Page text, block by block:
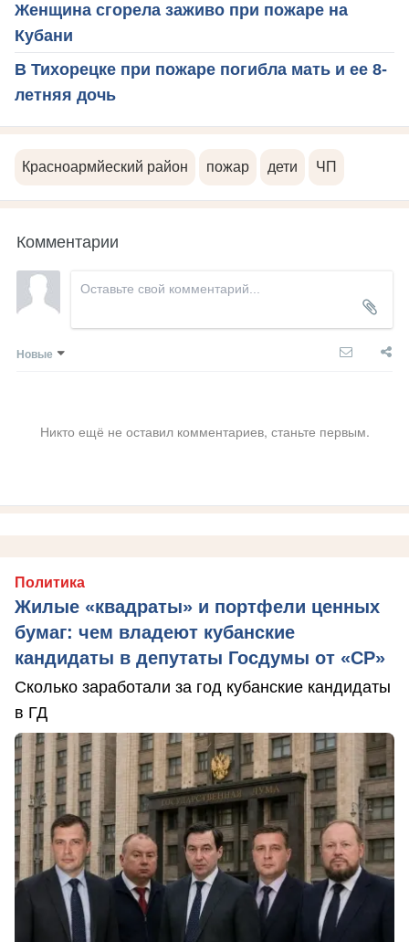
Женщина сгорела заживо при пожаре на
Кубани
В Тихорецке при пожаре погибла мать и ее 8-
летняя дочь
Красноармйеский район пожар дети ЧП
Комментарии
Новые
Никто ещё не оставил комментариев, станьте первым.
Политика
Жилые «квадраты» и портфели ценных
бумаг: чем владеют кубанские
кандидаты в депутаты Госдумы от «СР»
Сколько заработали за год кубанские кандидаты
в ГД